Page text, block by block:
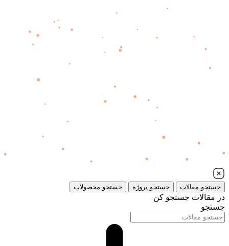
جستجو مقالات جستجو پروژه جستجو محصولات
در مقالات جستجو کن
جستجو